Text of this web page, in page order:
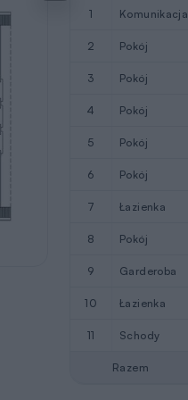
1 komunikacja
2 pokój
3 pokój
4 pokój
5 pokój
6 pokój
7 łazienka
8 pokój
9 garderoba
10 łazienka
11 schody
Razem